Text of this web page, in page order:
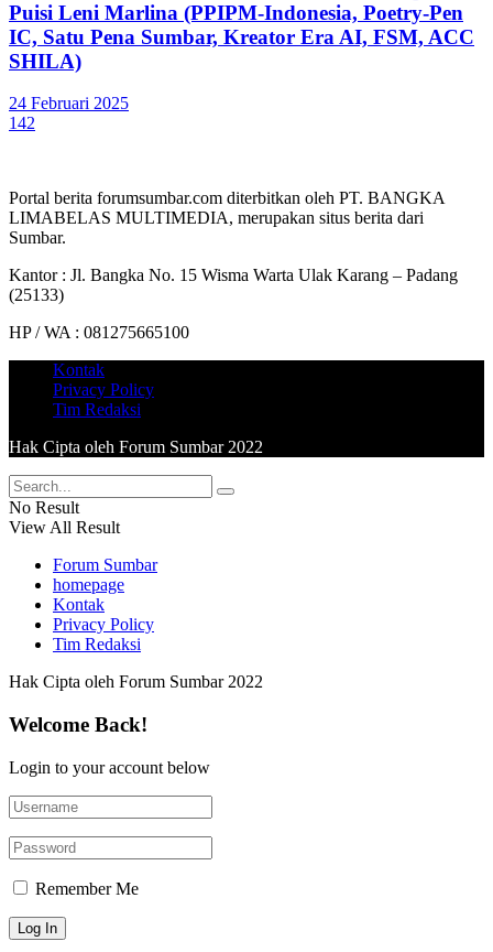
Puisi Leni Marlina (PPIPM-Indonesia, Poetry-Pen
IC, Satu Pena Sumbar, Kreator Era AI, FSM, ACC
SHILA)
24 Februari 2025
142
Portal berita forumsumbar.com diterbitkan oleh PT. BANGKA
LIMABELAS MULTIMEDIA, merupakan situs berita dari
Sumbar.
Kantor : Jl. Bangka No. 15 Wisma Warta Ulak Karang – Padang
(25133)
HP / WA : 081275665100
Kontak
Privacy Policy
Tim Redaksi
Hak Cipta oleh Forum Sumbar 2022
No Result
View All Result
Forum Sumbar
homepage
Kontak
Privacy Policy
Tim Redaksi
Hak Cipta oleh Forum Sumbar 2022
Welcome Back!
Login to your account below
Remember Me